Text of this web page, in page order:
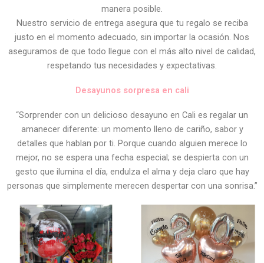
manera posible.
Nuestro servicio de entrega asegura que tu regalo se reciba
justo en el momento adecuado, sin importar la ocasión. Nos
aseguramos de que todo llegue con el más alto nivel de calidad,
respetando tus necesidades y expectativas.
Desayunos sorpresa en cali
“Sorprender con un delicioso desayuno en Cali es regalar un
amanecer diferente: un momento lleno de cariño, sabor y
detalles que hablan por ti. Porque cuando alguien merece lo
mejor, no se espera una fecha especial; se despierta con un
gesto que ilumina el día, endulza el alma y deja claro que hay
personas que simplemente merecen despertar con una sonrisa.”